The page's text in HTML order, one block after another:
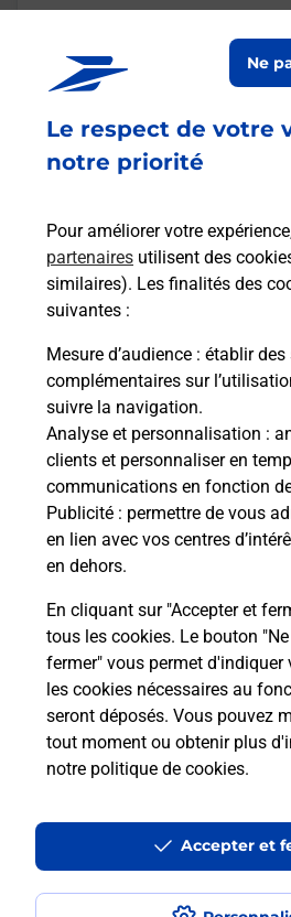
Le respect de votre
notre priorité
Pour améliorer votre
partenaires utilisent des
similaires). Les finalités des
suivantes :
Mesure d’audience : établir
complémentaires sur
suivre la navigation.
Analyse et personnalisation :
clients et personnaliser en
communications en fonction
Publicité : permettre de vous
en lien avec vos centres
en dehors.
En cliquant sur "Accepter et
tous les cookies. Le bouton
fermer" vous permet d'indiquer
les cookies nécessaires au
seront déposés. Vous pouvez
tout moment ou obtenir plus
notre politique de cookies.
Ne
Accepter et
Malin !
La Poste
Ouvert 24h/24
En savoir plus
Recherchez un autre
Questions
Est-ce que je peux
numéro de mobile
Est-ce que je peux
avec La Poste Mobile ?
Est-ce que je peux
à l’étranger avec La
Est-ce que je peux payer